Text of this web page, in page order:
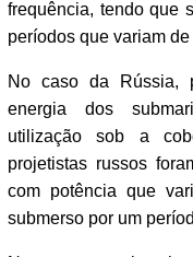
frequência, tendo que
períodos que variam
No caso da Rússia,
energia dos
utilização sob a
projetistas russos
com potência que
submerso por um